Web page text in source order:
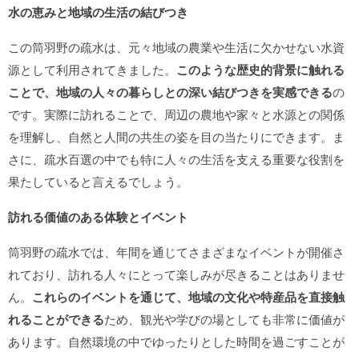
水の恵みと地域の生活の結びつき
この筒羽野の疏水は、元々地域の農業や生活に欠かせない水資
源として利用されてきました。 このような歴史的背景に触れる
ことで、地域の人々の暮らしとの深い結びつきを実感できるの
です。実際に訪れることで、周辺の農地や家々と水源との関係
を理解し、自然と人間の共生の姿を目の当たりにできます。ま
さに、疏水百選の中でも特に人々の生活を支える重要な役割を
果たしていると言えるでしょう。
訪れる価値のある体験とイベント
筒羽野の疏水では、年間を通じてさまざまなイベントが開催さ
れており、訪れる人々にとって楽しみが尽きることはありませ
ん。 これらのイベントを通じて、地域の文化や特産品を直接触
れることができるため、観光や学びの場としても非常に価値が
あります。自然環境の中でゆったりとした時間を過ごすことが